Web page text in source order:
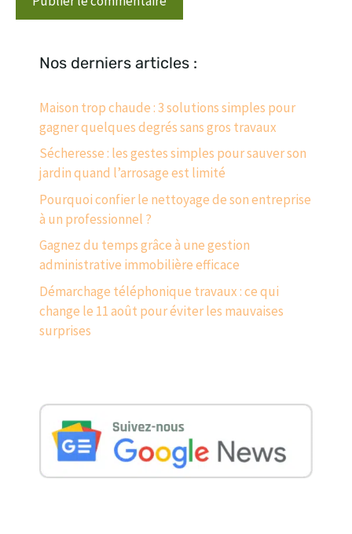
Nos derniers articles :
Maison trop chaude : 3 solutions simples pour
gagner quelques degrés sans gros travaux
Sécheresse : les gestes simples pour sauver son
jardin quand l’arrosage est limité
Pourquoi confier le nettoyage de son entreprise
à un professionnel ?
Gagnez du temps grâce à une gestion
administrative immobilière efficace
Démarchage téléphonique travaux : ce qui
change le 11 août pour éviter les mauvaises
surprises